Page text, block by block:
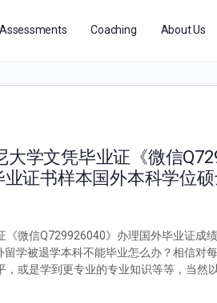
Assessments Coaching About Us
大学文凭毕业证《微信
证书样本国外本科学位
《微信Q729926040》办理国外毕业证
学被退学本科不能毕业怎么办？相信对
或是学到更专业的专业知识等等，当然